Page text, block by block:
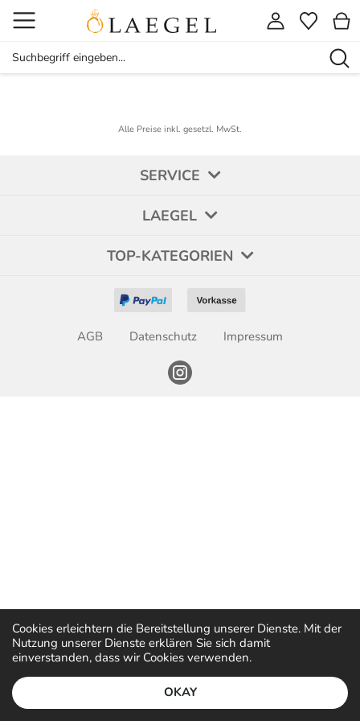
Cookies erleichtern die Bereitstellung unserer Dienste. Mit der
Nutzung unserer Dienste erklären Sie sich damit
einverstanden, dass wir Cookies verwenden.
OKAY
Alle Preise inkl. gesetzl. MwSt.
SERVICE
LAEGEL
TOP-KATEGORIEN
AGB Datenschutz Impressum